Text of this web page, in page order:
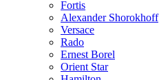
Fortis
Alexander Shorokhoff
Versace
Rado
Ernest Borel
Orient Star